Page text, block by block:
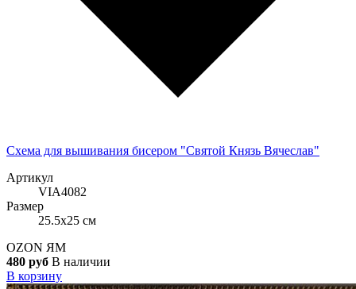
Схема для вышивания бисером "Святой Князь Вячеслав"
Артикул
VIA4082
Размер
25.5x25 см
OZON ЯМ
480 руб В наличии
В корзину